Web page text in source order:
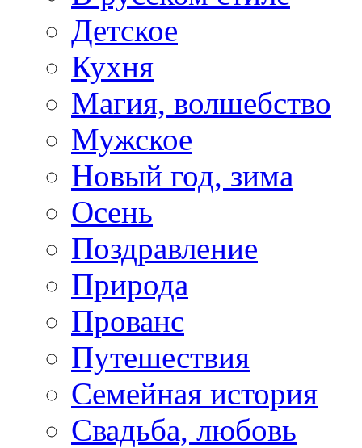
Детское
Кухня
Магия, волшебство
Мужское
Новый год, зима
Осень
Поздравление
Природа
Прованс
Путешествия
Семейная история
Свадьба, любовь